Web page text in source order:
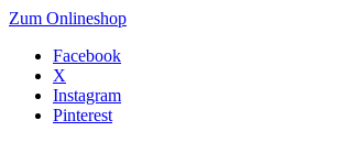
Zum Onlineshop
Facebook
X
Instagram
Pinterest